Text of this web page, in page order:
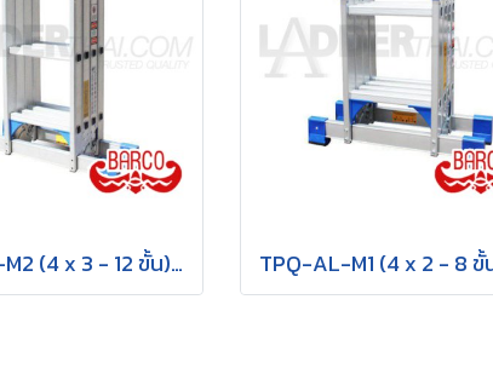
TPQ-AL-M2 (4 x 3 - 12 ขั้น) บันไดอเนกประสงค์อลูมิเนียม กาง พาด ทรง M "รุ่นข้อใหญ่" รุ่น M2 ขนาด 4 x 3 (12 ขั้น) BARCO